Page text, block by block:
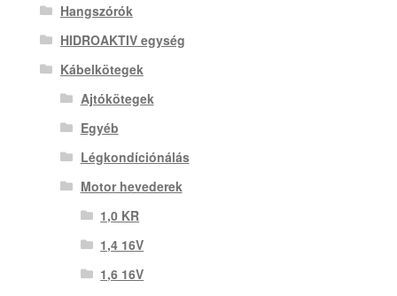
Hangszórók
HIDROAKTIV egység
Kábelkötegek
Ajtókötegek
Egyéb
Légkondíciónálás
Motor hevederek
1,0 KR
1,4 16V
1,6 16V